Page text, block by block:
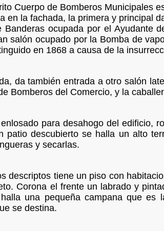
Cuerpo de Bomberos Municipales
en la fachada, la primera y principal
ocupada por el Ayudante
salón ocupado por la Bomba de
en 1868 a causa de la
da también entrada a otro salón
Bomberos del Comercio, y la
para desahogo del edificio,
patio descubierto se halla un alto
y secarlas.
descriptos tiene un piso con
Corona el frente un labrado y
una pequeña campana que
se destina.